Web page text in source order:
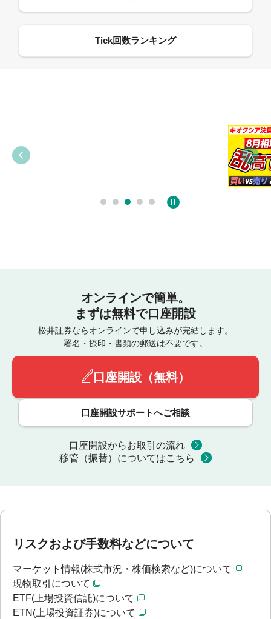
オンラインで簡単。
まずは無料で口座開設
松井証券ならオンラインで申し込みが完結します。
署名・捺印・書類の郵送は不要です。
口座開設（無料）
口座開設サポートへご相談
口座開設からお取引の流れ
移管（振替）についてはこちら
リスクおよび手数料などについて
マーケット情報(株式市況・株価検索など)について
現物取引について
ETF(上場投資信託)について
ETN(上場投資証券)について